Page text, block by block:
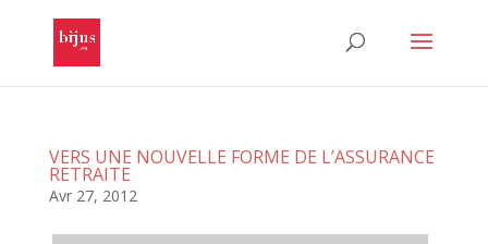
VERS UNE NOUVELLE FORME DE L’ASSURANCE
RETRAITE
Avr 27, 2012